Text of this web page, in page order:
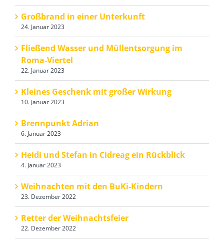
Großbrand in einer Unterkunft
24. Januar 2023
Fließend Wasser und Müllentsorgung im
Roma-Viertel
22. Januar 2023
Kleines Geschenk mit großer Wirkung
10. Januar 2023
Brennpunkt Adrian
6. Januar 2023
Heidi und Stefan in Cidreag ein Rückblick
4. Januar 2023
Weihnachten mit den BuKi-Kindern
23. Dezember 2022
Retter der Weihnachtsfeier
22. Dezember 2022